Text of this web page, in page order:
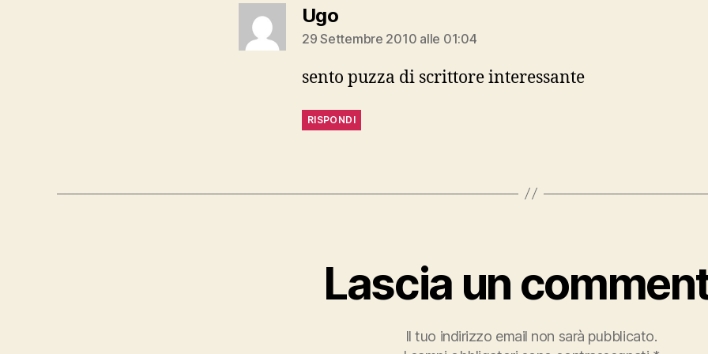
Ugodice:
29 Settembre 2010 alle 01:04
sento puzza di scrittore interessante
RISPONDI
Lascia un
Il tuo indirizzo email non sarà pubblicato.